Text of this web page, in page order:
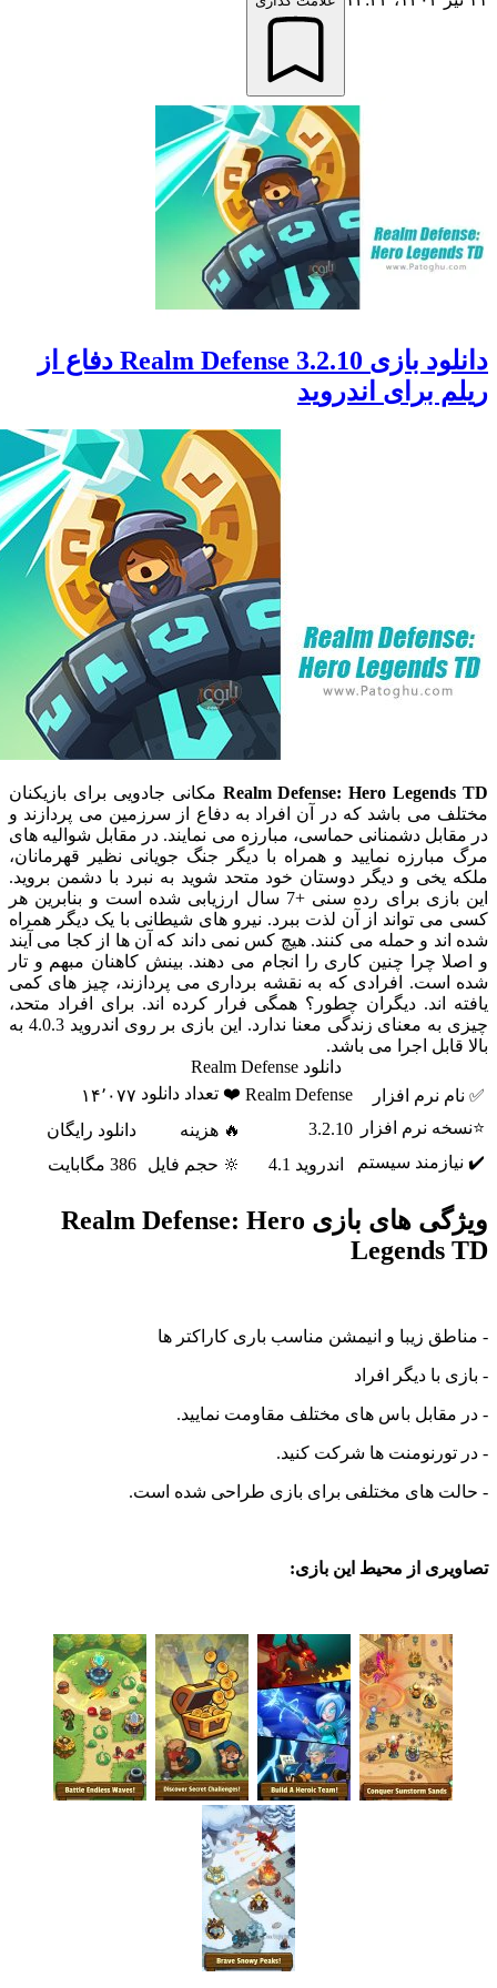
دانلود بازی Realm Defense 3.2.10 دفاع از
برای اندروید
Realm Defense: Hero مکانی جادویی برای بازیکنان
می باشد که در آن افراد به دفاع از سرزمین می پردازند و
دشمنانی حماسی، مبارزه می نمایند. در مقابل شوالیه های
نمایید و همراه با دیگر جنگ جویانی نظیر قهرمانان،
و دیگر دوستان خود متحد شوید به نبرد با دشمن بروید.
این بازی برای رده سنی +7 سال ارزیابی شده است و بنابرین هر
تواند از آن لذت ببرد. نیرو های شیطانی با یک دیگر همراه
و حمله می کنند. هیچ کس نمی داند که آن ها از کجا می آیند
چرا چنین کاری را انجام می دهند. بینش کاهنان مبهم و تار
افرادی که به نقشه برداری می پردازند، چیز های کمی
اند. دیگران چطور؟ همگی فرار کرده اند. برای افراد متحد،
چیزی به معنای زندگی معنا ندارد. این بازی بر روی اندروید 4.0.3 به
اجرا می باشد.
نرم افزار
Realm Defense ❤️ تعداد دانلود ۱۴٬۰۷۷
نرم افزار
3.2.10 🔥 هزینه
دانلود رایگان
سیستم
اندروید 4.1 🔆 حجم فایل 386 مگابایت
ویژگی های بازی Realm Defense: Hero
زیبا و انیمشن مناسب باری کاراکتر ها
دیگر افراد
باس های مختلف مقاومت نمایید.
ها شرکت کنید.
های مختلفی برای بازی طراحی شده است.
از محیط این بازی: